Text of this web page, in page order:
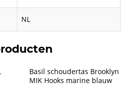
NL
Basil schoudertas Brooklyn
MIK Hooks marine blauw